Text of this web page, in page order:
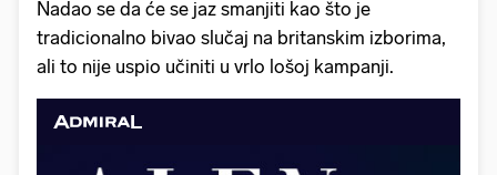
Nadao se da će se jaz smanjiti kao što je
tradicionalno bivao slučaj na britanskim izborima,
ali to nije uspio učiniti u vrlo lošoj kampanji.